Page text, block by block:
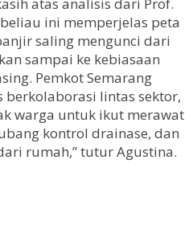
atas analisis dari Prof.
ini memperjelas peta
saling mengunci dari
sampai ke kebiasaan
Pemkot Semarang
lintas sektor,
warga untuk ikut merawat
kontrol drainase, dan
rumah,” tutur Agustina.